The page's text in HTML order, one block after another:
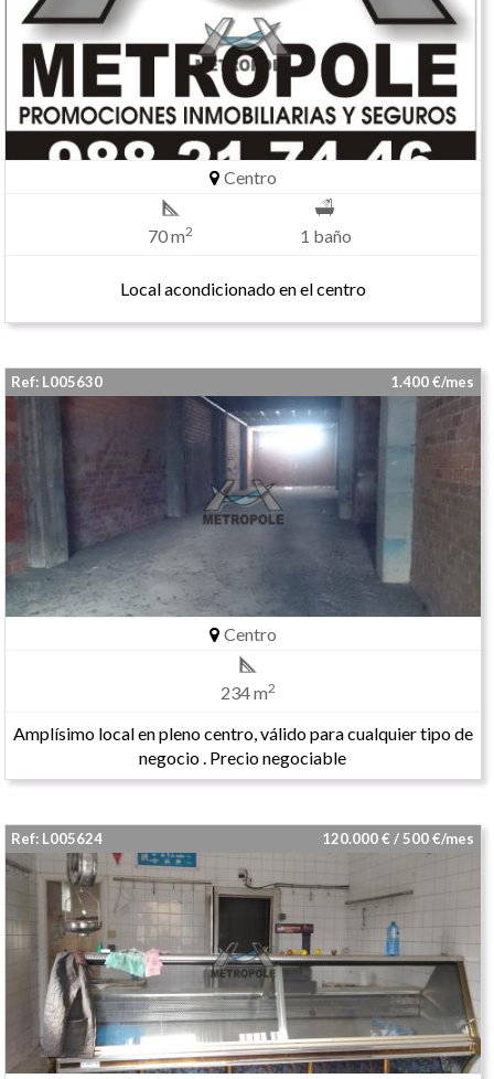
Centro
70 m2 1 baño
Local acondicionado en el centro
Ref: L005630 1.400 €/mes
Centro
234 m2
Amplísimo local en pleno centro, válido para cualquier tipo de
negocio . Precio negociable
Ref: L005624 120.000 € / 500 €/mes